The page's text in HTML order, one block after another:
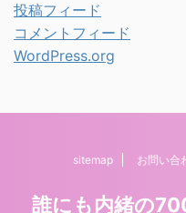
投稿フィード
コメントフィード
WordPress.org
sitemap お問い合
誰にも内緒の